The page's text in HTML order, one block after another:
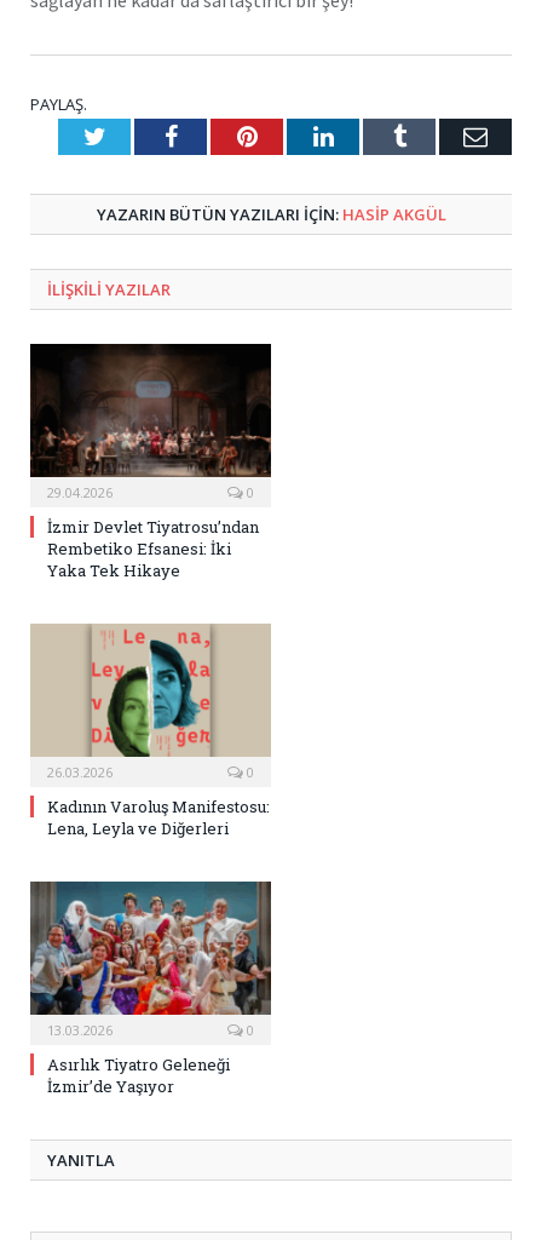
PAYLAŞ.
TwitterFacebookPinterestLinkedInTumblr E-
YAZARIN BÜTÜN YAZILARI IÇIN: HASIP AKGÜL
ILIŞKILI YAZILAR
29.04.2026 0
İzmir Devlet Tiyatrosu’ndan
Rembetiko Efsanesi: İki
Yaka Tek Hikaye
26.03.2026 0
Kadının Varoluş Manifestosu:
Lena, Leyla ve Diğerleri
13.03.2026 0
Asırlık Tiyatro Geleneği
İzmir’de Yaşıyor
YANITLA